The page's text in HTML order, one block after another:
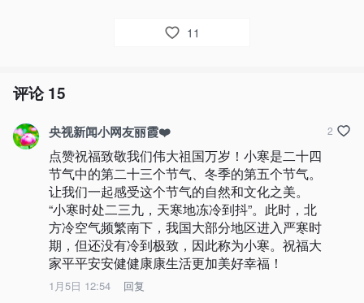
11
评论15
央视新闻小网友丽霞❤️
点赞祝福致敬我们伟大祖国万岁！小寒是二十四
节气中的第二十三个节气、冬季的第五个节气。
让我们一起感受这个节气的自然和文化之美。
“小寒时处二三九，天寒地冻冷到抖”。此时，北
方冷空气频繁南下，我国大部分地区进入严寒时
期，但还没有冷到极致，因此称为小寒。祝福大
家平平安安健健康康生活更加美好幸福！
1月5日 12:54 回复
2